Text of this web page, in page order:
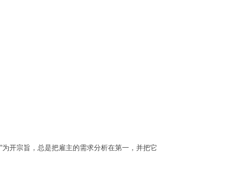
开宗旨，总是把雇主的需求分析在第一，并把它